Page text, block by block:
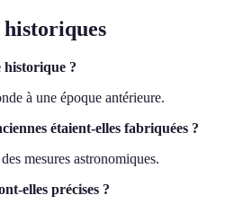
historique ?
à une époque antérieure.
étaient-elles fabriquées ?
mesures astronomiques.
elles précises ?